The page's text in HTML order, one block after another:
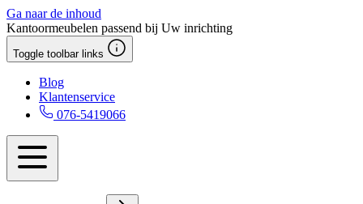
Ga naar de inhoud
Kantoormeubelen passend bij Uw inrichting
Toggle toolbar links
Blog
Klantenservice
076-5419066